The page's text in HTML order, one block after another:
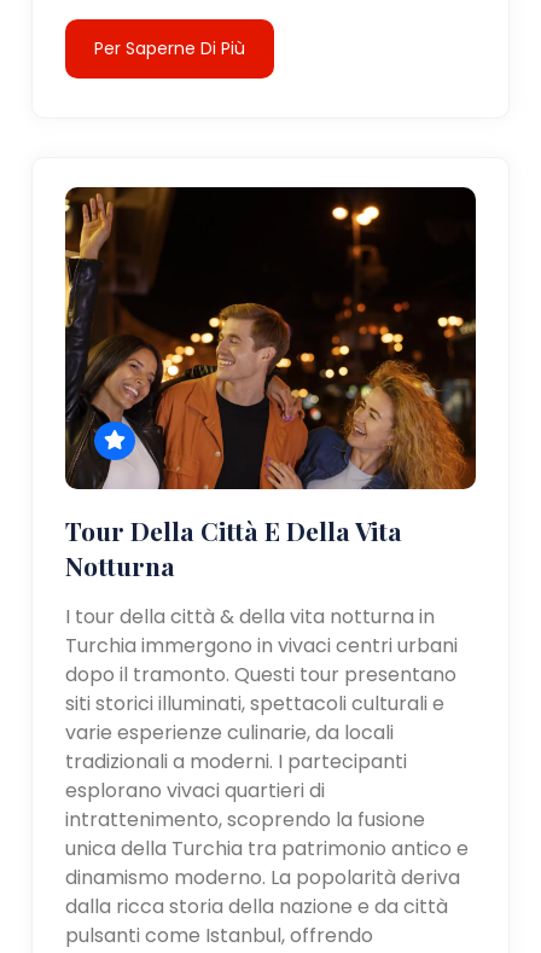
Per Saperne Di Più
Tour Della Città E Della Vita
Notturna
I tour della città & della vita notturna in
Turchia immergono in vivaci centri urbani
dopo il tramonto. Questi tour presentano
siti storici illuminati, spettacoli culturali e
varie esperienze culinarie, da locali
tradizionali a moderni. I partecipanti
esplorano vivaci quartieri di
intrattenimento, scoprendo la fusione
unica della Turchia tra patrimonio antico e
dinamismo moderno. La popolarità deriva
dalla ricca storia della nazione e da città
pulsanti come Istanbul, offrendo